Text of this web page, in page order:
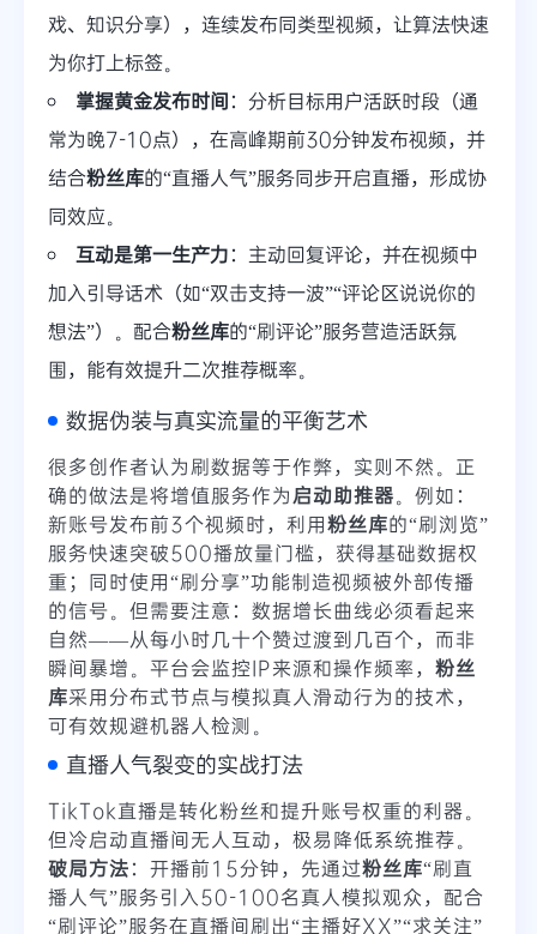
戏、知识分享），连续发布同类型视频，让算法快速
为你打上标签。
掌握黄金发布时间：分析目标用户活跃时段（通
常为晚7-10点），在高峰期前30分钟发布视频，并
结合粉丝库的“直播人气”服务同步开启直播，形成协
同效应。
互动是第一生产力：主动回复评论，并在视频中
加入引导话术（如“双击支持一波”“评论区说说你的
想法”）。配合粉丝库的“刷评论”服务营造活跃氛
围，能有效提升二次推荐概率。
数据伪装与真实流量的平衡艺术
很多创作者认为刷数据等于作弊，实则不然。正
确的做法是将增值服务作为启动助推器。例如：
新账号发布前3个视频时，利用粉丝库的“刷浏览”
服务快速突破500播放量门槛，获得基础数据权
重；同时使用“刷分享”功能制造视频被外部传播
的信号。但需要注意： 数据增长曲线必须看起来
自然——从每小时几十个赞过渡到几百个，而非
瞬间暴增。平台会监控IP来源和操作频率， 粉丝
库采用分布式节点与模拟真人滑动行为的技术，
可有效规避机器人检测。
直播人气裂变的实战打法
TikTok直播是转化粉丝和提升账号权重的利器。
但冷启动直播间无人互动，极易降低系统推荐。
破局方法：开播前15分钟，先通过粉丝库“刷直
播人气”服务引入50-100名真人模拟观众，配合
“刷评论”服务在直播间刷出“主播好XX”“求关注”